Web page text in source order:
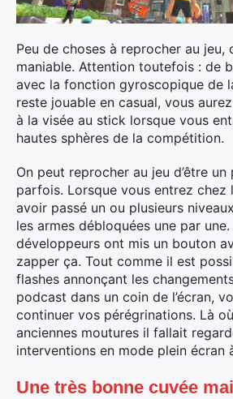
Peu de choses à reprocher au jeu,
maniable. Attention toutefois : de
avec la fonction gyroscopique de
reste jouable en casual, vous
à la visée au stick lorsque vous
hautes sphères de la compétition.
On peut reprocher au jeu d’être
parfois. Lorsque vous entrez chez
avoir passé un ou plusieurs
les armes débloquées une par
développeurs ont mis un bouton
zapper ça. Tout comme il est
flashes annonçant les
podcast dans un coin de l’écran,
continuer vos pérégrinations. Là
anciennes moutures il fallait
interventions en mode plein écran
Une très bonne cuvée